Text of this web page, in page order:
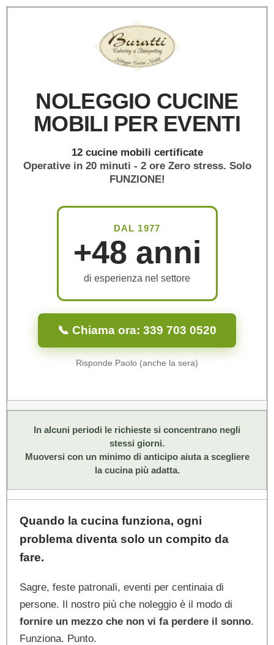
NOLEGGIO CUCINE
MOBILI PER EVENTI
12 cucine mobili certificate
Operative in 20 minuti - 2 oreZero stress. Solo
FUNZIONE!
DAL 1977
+48 anni
di esperienza nel settore
📞 Chiama ora: 339 703 0520
Risponde Paolo (anche la sera)
In alcuni periodi le richieste si concentrano negli
stessi giorni.
Muoversi con un minimo di anticipo aiuta a scegliere
la cucina più adatta.
Quando la cucina funziona, ogni
problema diventa solo un compito da
fare.
Sagre, feste patronali, eventi per centinaia di
persone. Il nostro più che noleggio è il modo di
fornire un mezzo che non vi fa perdere il sonno.
Funziona. Punto.